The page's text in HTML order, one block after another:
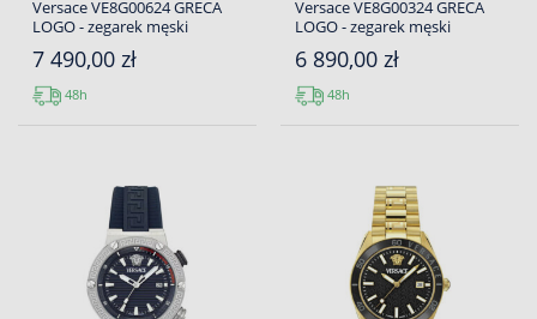
Versace VE8G00624 GRECA
LOGO - zegarek męski
7 490,00 zł
48h
Versace VE8G00324 GRECA
LOGO - zegarek męski
6 890,00 zł
48h